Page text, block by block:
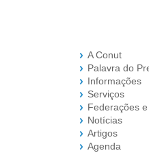
A Conut
Palavra do
Informações
Serviços
Federações
Notícias
Artigos
Agenda